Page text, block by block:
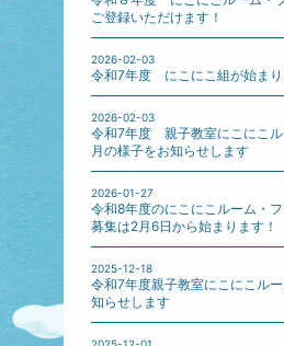
ご登録いただけます！
2026-02-03
令和7年度 にこにこ組が始まり
2026-02-03
令和7年度 親子教室にこにこル
月の様子をお知らせします
2026-01-27
令和8年度のにこにこルーム・
募集は2月6日から始まります！
2025-12-18
令和7年度親子教室にこにこル
知らせします